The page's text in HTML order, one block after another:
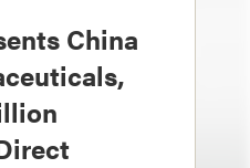
China